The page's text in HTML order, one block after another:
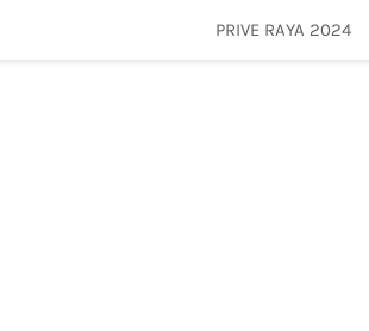
PRIVE RAYA 2024
PRIVE RAYA 2024